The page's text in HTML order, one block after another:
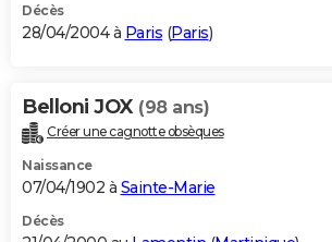
Décès
28/04/2004 à Paris (Paris)
Belloni JOX (98 ans)
Créer une cagnotte obsèques
Naissance
07/04/1902 à Sainte-Marie
Décès